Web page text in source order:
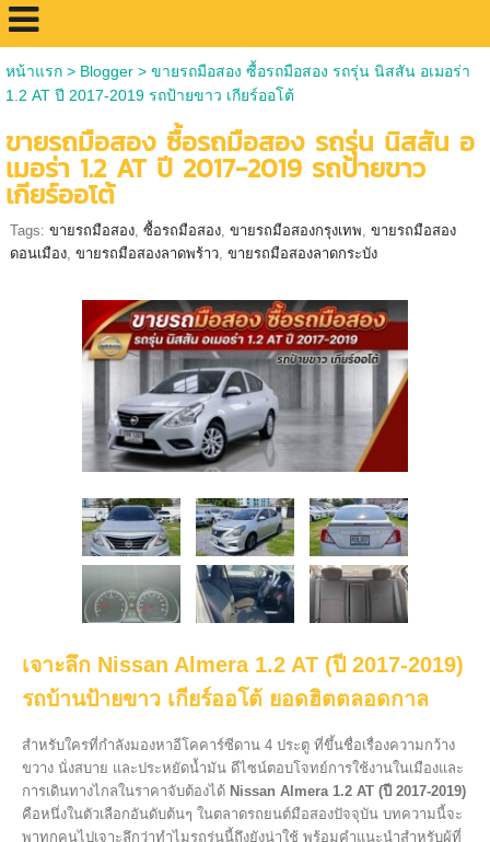
หน้าแรก> Blogger> ขายรถมือสอง ซื้อรถมือสอง รถรุ่น นิสสัน อเมอร่า
1.2 AT ปี 2017-2019 รถป้ายขาว เกียร์ออโต้
ขายรถมือสอง ซื้อรถมือสอง รถรุ่น นิสสัน อ
เมอร่า 1.2 AT ปี 2017-2019 รถป้ายขาว
เกียร์ออโต้
Tags: ขายรถมือสอง, ซื้อรถมือสอง, ขายรถมือสองกรุงเทพ, ขายรถมือสอง
ดอนเมือง, ขายรถมือสองลาดพร้าว, ขายรถมือสองลาดกระบัง
เจาะลึก Nissan Almera 1.2 AT (ปี 2017-2019)
รถบ้านป้ายขาว เกียร์ออโต้ ยอดฮิตตลอดกาล
สำหรับใครที่กำลังมองหาอีโคคาร์ซีดาน 4 ประตู ที่ขึ้นชื่อเรื่องความกว้าง
ขวาง นั่งสบาย และประหยัดน้ำมัน ดีไซน์ตอบโจทย์การใช้งานในเมืองและ
การเดินทางไกลในราคาจับต้องได้ Nissan Almera 1.2 AT (ปี 2017-2019)
คือหนึ่งในตัวเลือกอันดับต้นๆ ในตลาดรถยนต์มือสองปัจจุบัน บทความนี้จะ
พาทุกคนไปเจาะลึกว่าทำไมรถรุ่นนี้ถึงยังน่าใช้ พร้อมคำแนะนำสำหรับผู้ที่